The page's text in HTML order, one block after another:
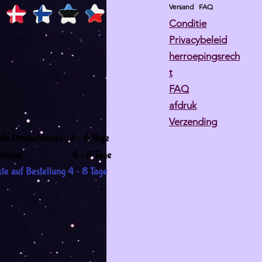
Deutschlands 3 - 6 Tage
4 - 8 Tage
Versand FAQ
Conditie
Privacybeleid
herroepingsrech
t
FAQ
afdruk
Verzending
auf Bestellung 4 - 8 Tage